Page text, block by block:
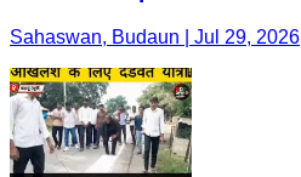
Sahaswan, Budaun | Jul 29, 2026